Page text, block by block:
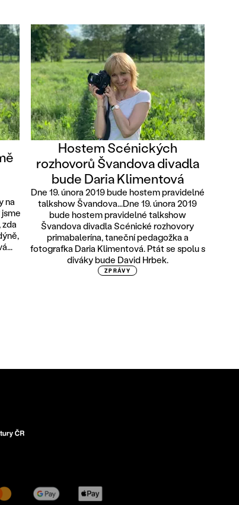
na
zda
Hostem Scénických
rozhovorů Švandova divadla
bude Daria Klimentová
Dne 19. února 2019 bude hostem pravidelné
talkshow Švandova...Dne 19. února 2019
bude hostem pravidelné talkshow
Švandova divadla Scénické rozhovory
primabalerína, taneční pedagožka a
fotografka Daria Klimentová. Ptát se spolu s
diváky bude David Hrbek.
ZPRÁVY